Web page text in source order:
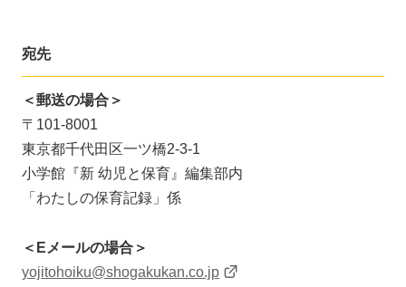
宛先
＜郵送の場合＞
〒101-8001
東京都千代田区一ツ橋2-3-1
小学館『新 幼児と保育』編集部内
「わたしの保育記録」係
＜Eメールの場合＞
yojitohoiku@shogakukan.co.jp